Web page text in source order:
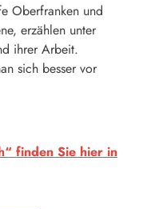
Oberfranken und
erzählen unter
ihrer Arbeit.
sich besser vor
finden Sie hier in